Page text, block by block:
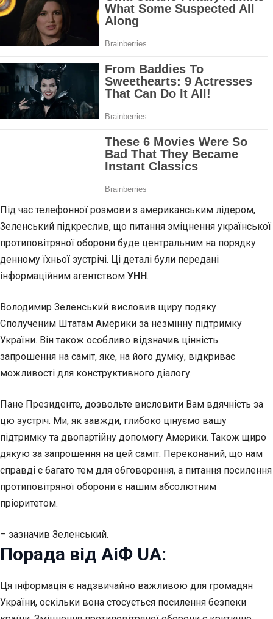
Під час телефонної розмови з американським лідером,
Зеленський підкреслив, що питання зміцнення української
протиповітряної оборони буде центральним на порядку
денному їхньої зустрічі. Ці деталі були передані
інформаційним агентством УНН.
Володимир Зеленський висловив щиру подяку
Сполученим Штатам Америки за незмінну підтримку
України. Він також особливо відзначив цінність
запрошення на саміт, яке, на його думку, відкриває
можливості для конструктивного діалогу.
Пане Президенте, дозвольте висловити Вам вдячність за
цю зустріч. Ми, як завжди, глибоко цінуємо вашу
підтримку та двопартійну допомогу Америки. Також щиро
дякую за запрошення на цей саміт. Переконаний, що нам
справді є багато тем для обговорення, а питання посилення
протиповітряної оборони є нашим абсолютним
пріоритетом.
– зазначив Зеленський.
Порада від АіФ UA:
Ця інформація є надзвичайно важливою для громадян
України, оскільки вона стосується посилення безпеки